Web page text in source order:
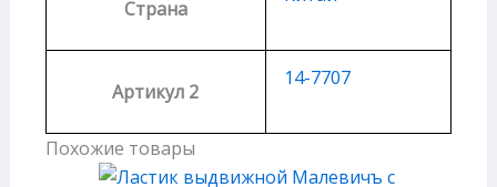
Страна
Артикул 2
14-7707
Похожие товары